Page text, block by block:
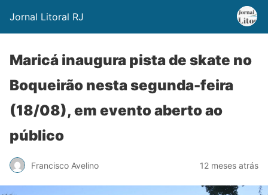
Jornal Litoral RJ
Maricá inaugura pista de skate no
Boqueirão nesta segunda-feira
(18/08), em evento aberto ao
público
Francisco Avelino 12 meses atrás